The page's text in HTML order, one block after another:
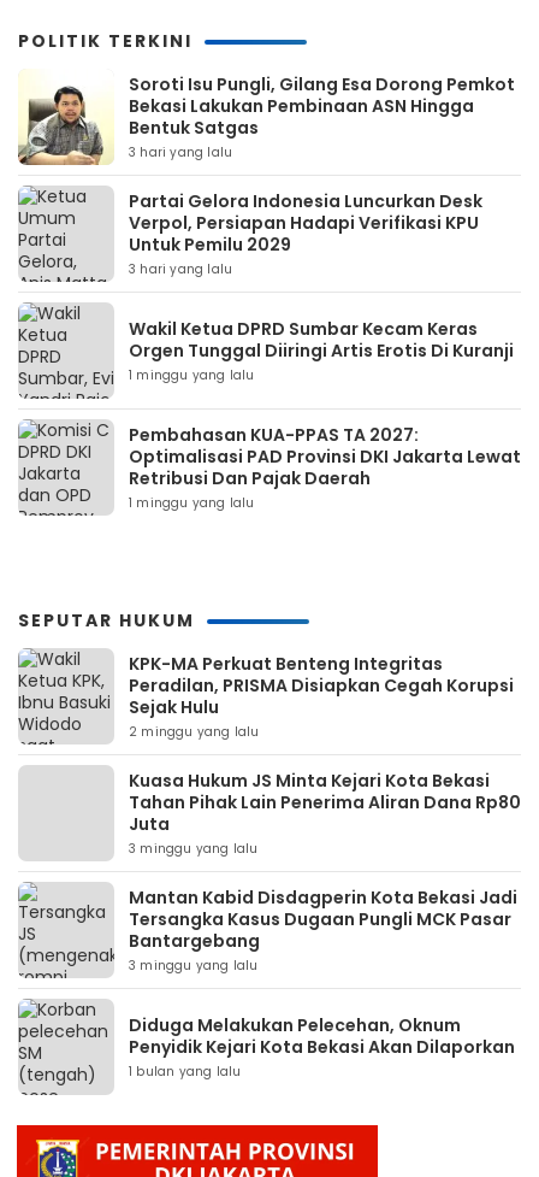
POLITIK TERKINI
Soroti Isu Pungli, Gilang Esa Dorong Pemkot
Bekasi Lakukan Pembinaan ASN Hingga
Bentuk Satgas
3 hari yang lalu
Partai Gelora Indonesia Luncurkan Desk
Verpol, Persiapan Hadapi Verifikasi KPU
Untuk Pemilu 2029
3 hari yang lalu
Wakil Ketua DPRD Sumbar Kecam Keras
Orgen Tunggal Diiringi Artis Erotis Di Kuranji
1 minggu yang lalu
Pembahasan KUA-PPAS TA 2027:
Optimalisasi PAD Provinsi DKI Jakarta Lewat
Retribusi Dan Pajak Daerah
1 minggu yang lalu
SEPUTAR HUKUM
KPK-MA Perkuat Benteng Integritas
Peradilan, PRISMA Disiapkan Cegah Korupsi
Sejak Hulu
2 minggu yang lalu
Kuasa Hukum JS Minta Kejari Kota Bekasi
Tahan Pihak Lain Penerima Aliran Dana Rp80
Juta
3 minggu yang lalu
Mantan Kabid Disdagperin Kota Bekasi Jadi
Tersangka Kasus Dugaan Pungli MCK Pasar
Bantargebang
3 minggu yang lalu
Diduga Melakukan Pelecehan, Oknum
Penyidik Kejari Kota Bekasi Akan Dilaporkan
1 bulan yang lalu